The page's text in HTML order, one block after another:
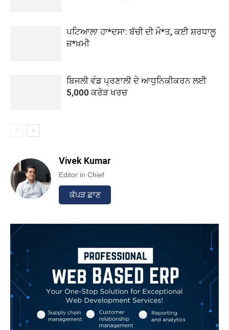
ਪਟਿਆਲਾ ਹਾ*ਦਸਾ: ਬੱਚੀ ਦੀ ਮੌ*ਤ, ਕਈ ਸ਼ਰਧਾਲੂ
ਜ਼*ਖ਼ਮੀ
ਬਿਜਲੀ ਵੰਡ ਪ੍ਰਣਾਲੀ ਦੇ ਆਧੁਨਿਕੀਕਰਨ ਲਈ
5,000 ਕਰੋੜ ਖਰਚ
Vivek Kumar
Editor in Chief
ਕੱਪੜ ਛਾਣ